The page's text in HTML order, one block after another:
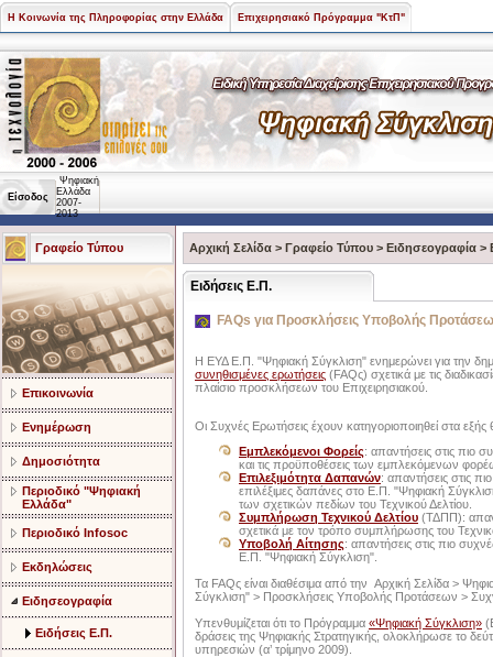
Η Κοινωνία της Πληροφορίας στην Ελλάδα Επιχειρησιακό Πρόγραμμα "ΚτΠ"
Είσοδος
Ψηφιακή
Ελλάδα
2007-
2013
Γραφείο Τύπου
Επικοινωνία
Ενημέρωση
Δημοσιότητα
Περιοδικό "Ψηφιακή
Ελλάδα"
Περιοδικό Infosoc
Εκδηλώσεις
Ειδησεογραφία
Ειδήσεις Ε.Π.
Αρχική Σελίδα > Γραφείο Τύπου > Ειδησεογραφία >
Ειδήσεις Ε.Π.
FAQs για Προσκλήσεις Υποβολής
Η ΕΥΔ Ε.Π. "Ψηφιακή Σύγκλιση" ενημερώνει για την
συνηθισμένες ερωτήσεις (FAQς) σχετικά με τις
πλαίσιο προσκλήσεων του Επιχειρησιακού.
Οι Συχνές Ερωτήσεις έχουν κατηγοριοποιηθεί στα εξής
Εμπλεκόμενοι Φορείς: απαντήσεις στις πιο
και τις προϋποθέσεις των εμπλεκόμενων
Επιλεξιμότητα Δαπανών: απαντήσεις στις
επιλέξιμες δαπάνες στο Ε.Π. "Ψηφιακή
των σχετικών πεδίων του Τεχνικού Δελτίου.
Συμπλήρωση Τεχνικού Δελτίου (ΤΔΠΠ):
σχετικά με τον τρόπο συμπλήρωσης του
Υποβολή Αίτησης: απαντήσεις στις πιο
Ε.Π. "Ψηφιακή Σύγκλιση".
Τα FAQς είναι διαθέσιμα από την Αρχική Σελίδα >
Σύγκλιση" > Προσκλήσεις Υποβολής Προτάσεων >
Υπενθυμίζεται ότι το Πρόγραμμα «Ψηφιακή Σύγκλιση»
δράσεις της Ψηφιακής Στρατηγικής, ολοκλήρωσε το
υπηρεσιών (α’ τρίμηνο 2009).